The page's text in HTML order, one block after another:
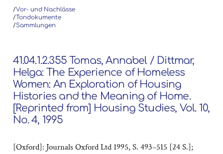
/Vor- und Nachlässe
/Tondokumente
/Sammlungen
41.04.1.2.355 Tomas, Annabel / Dittmar,
Helga: The Experience of Homeless
Women: An Exploration of Housing
Histories and the Meaning of Home.
[Reprinted from] Housing Studies, Vol. 10,
No. 4, 1995
[Oxford]: Journals Oxford Ltd 1995, S. 493–515 [24 S.];